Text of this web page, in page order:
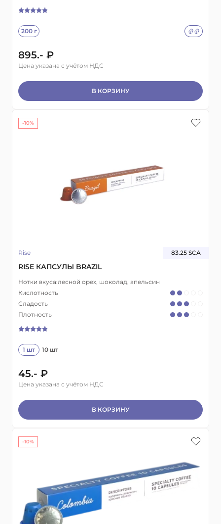
200 г
895.- ₽
Цена указана с учётом НДС
В КОРЗИНУ
Rise 83.25 SCA
RISE КАПСУЛЫ BRAZIL
Нотки вкуса:лесной орех, шоколад, апельсин
Кислотность
Сладость
Плотность
1 шт 10 шт
-10%
45.- ₽
Цена указана с учётом НДС
В КОРЗИНУ
-10%